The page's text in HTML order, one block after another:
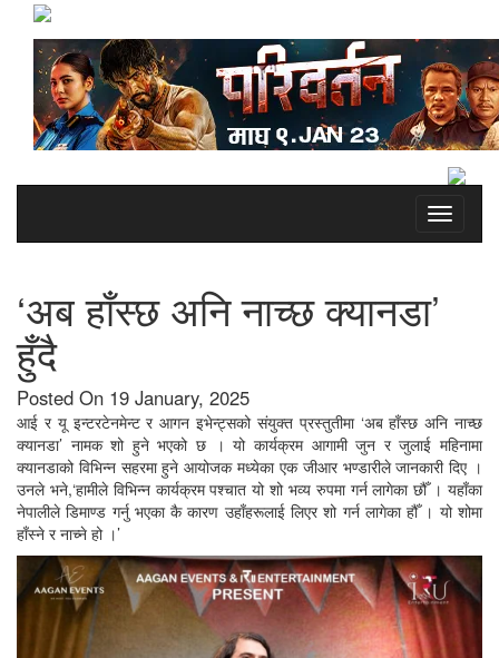
Toggle
‘अब हाँस्छ अनि नाच्छ क्यानडा’
हुँदै
Posted On 19 January, 2025
आई र यू इन्टरटेनमेन्ट र आगन इभेन्ट्सको संयुक्त प्रस्तुतीमा ‘अब हाँस्छ अनि नाच्छ
क्यानडा’ नामक शो हुने भएको छ । यो कार्यक्रम आगामी जुन र जुलाई महिनामा
क्यानडाको विभिन्न सहरमा हुने आयोजक मध्येका एक जीआर भण्डारीले जानकारी दिए ।
उनले भने,‘हामीले विभिन्न कार्यक्रम पश्चात यो शो भव्य रुपमा गर्न लागेका छौँ । यहाँका
नेपालीले डिमाण्ड गर्नु भएका कै कारण उहाँहरूलाई लिएर शो गर्न लागेका हौँ । यो शोमा
हाँस्ने र नाच्ने हो ।’